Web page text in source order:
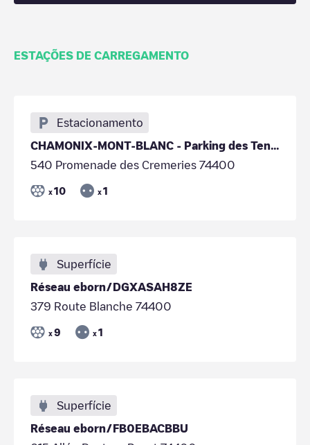
ESTAÇÕES DE CARREGAMENTO
Estacionamento
CHAMONIX-MONT-BLANC - Parking des Tennis
540 Promenade des Cremeries 74400
x 10 x 1
Superfície
Réseau eborn/DGXASAH8ZE
379 Route Blanche 74400
x 9 x 1
Superfície
Réseau eborn/FB0EBACBBU